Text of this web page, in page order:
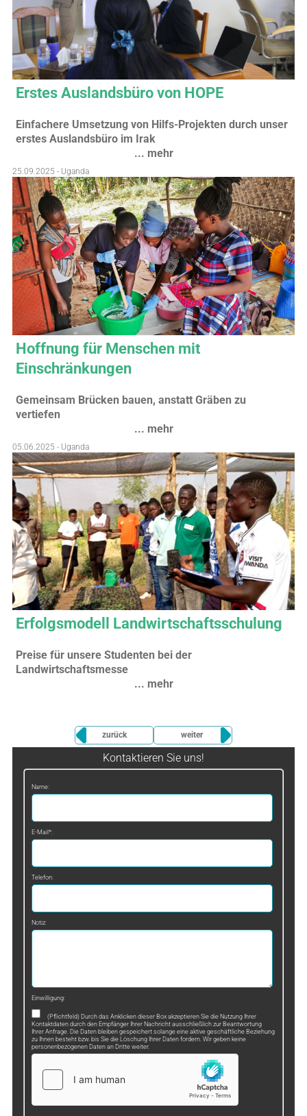
Erstes Auslandsbüro von HOPE
Einfachere Umsetzung von Hilfs-Projekten durch unser
erstes Auslandsbüro im Irak
... mehr
25.09.2025 - Uganda
Hoffnung für Menschen mit
Einschränkungen
Gemeinsam Brücken bauen, anstatt Gräben zu
vertiefen
... mehr
05.06.2025 - Uganda
Erfolgsmodell Landwirtschaftsschulung
Preise für unsere Studenten bei der
Landwirtschaftsmesse
... mehr
zurück weiter
Kontaktieren Sie uns!
Name:
E-Mail*:
Telefon:
Notiz:
Einwilligung:
(Pflichtfeld) Durch das Anklicken dieser Box akzeptieren Sie die Nutzung Ihrer
Kontaktdaten durch den Empfänger Ihrer Nachricht ausschließlich zur Beantwortung
Ihrer Anfrage. Die Daten bleiben gespeichert solange eine aktive geschäftliche Beziehung
zu Ihnen besteht bzw. bis Sie die Löschung Ihrer Daten fordern. Wir geben keine
personenbezogenen Daten an Dritte weiter.